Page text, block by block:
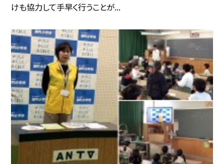
けも協力して手早く行うことが...